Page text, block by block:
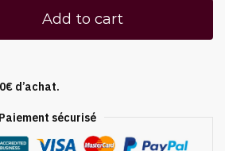
Add to cart
d’achat.
Paiement sécurisé